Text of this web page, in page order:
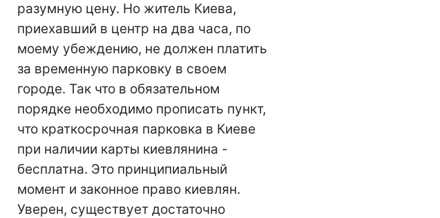
разумную цену. Но житель Киева,
приехавший в центр на два часа, по
моему убеждению, не должен платить
за временную парковку в своем
городе. Так что в обязательном
порядке необходимо прописать пункт,
что краткосрочная парковка в Киеве
при наличии карты киевлянина -
бесплатна. Это принципиальный
момент и законное право киевлян.
Уверен, существует достаточно